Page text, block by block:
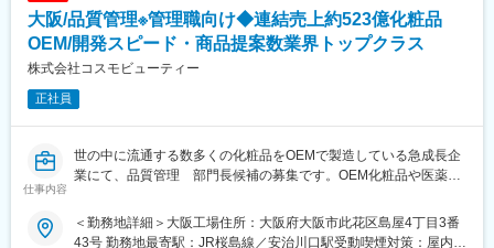
高い認知と信頼感を確立してきたメンズコスメブランド。
<Bifesta/ビフェスタ>
素肌から輝きたい女性に、キレイを楽しむクレンジングシーンを
なく、アジア各国で支持されています
・ドキュメント作成: 社内規定、ガイドライン、設計書、手順書、
運用マニュアルなどのドキュメント作成
・社内導入予定SaaS、社内開発システムのセキュリティ監査
・社内セキュリティ教育、促進に向けた各施策立案、セキュリテ
っており、
チームワークを重視し、協力し合って業務を進めています。
【組織構成】
グループ長（課長）1名
大阪/品質管理※管理職向け◆連結売上約523億化粧品
OEM/開発スピード・商品提案数業界トップクラス
株式会社コスモビューティー
正社員
仕事内容
世の中に流通する数多くの化粧品をOEMで製造している急成長企
業にて、品質管理 部門長候補の募集です。OEM化粧品や医薬部
携わります。
＜勤務地詳細＞大阪工場住所：大阪府大阪市此花区島屋4丁目3番
43号 勤務地最寄駅：JR桜島線／安治川口駅受動喫煙対策：屋内全